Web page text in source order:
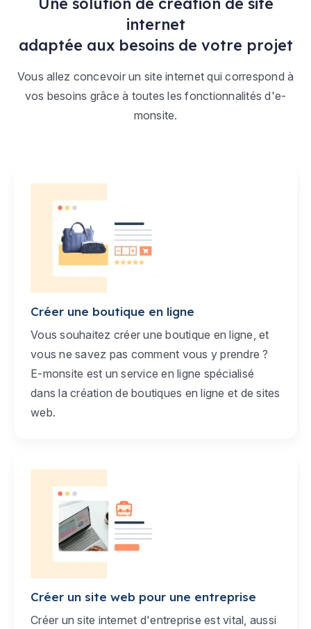
internet
adaptée aux besoins de votre projet
Vous allez concevoir un site internet qui correspond à
vos besoins grâce à toutes les fonctionnalités d'e-
monsite.
Créer une boutique en ligne
Vous souhaitez créer une boutique en ligne, et
vous ne savez pas comment vous y prendre ?
E-monsite est un service en ligne spécialisé
dans la création de boutiques en ligne et de sites
web.
Créer un site web pour une entreprise
Créer un site internet d'entreprise est vital, aussi